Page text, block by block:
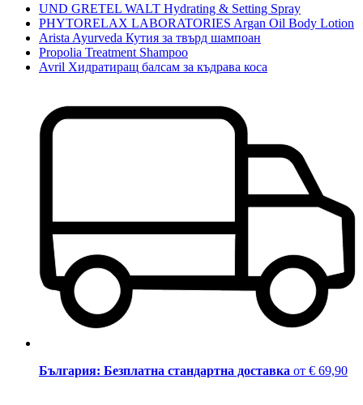
UND GRETEL WALT Hydrating & Setting Spray
PHYTORELAX LABORATORIES Argan Oil Body Lotion
Arista Ayurveda Кутия за твърд шампоан
Propolia Treatment Shampoo
Avril Хидратиращ балсам за къдрава коса
България: Безплатна стандартна доставка от € 69,90